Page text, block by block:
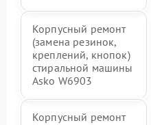
Корпусный ремонт
(замена резинок,
креплений, кнопок)
стиральной машины
Asko W6903
Корпусный ремонт